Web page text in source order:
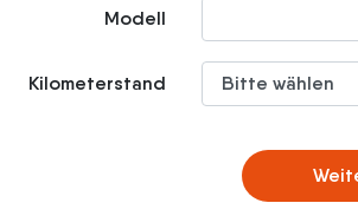
Modell
Kilometerstand